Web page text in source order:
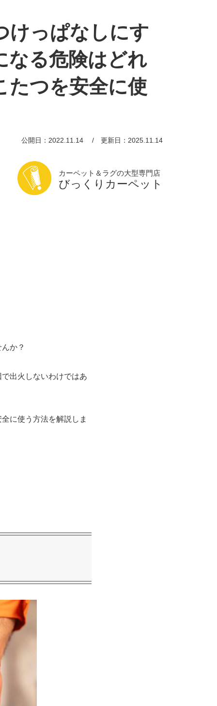
けっぱなしにす
なる危険はどれ
たつを安全に使
公開日：2022.11.14 更新日：2025.11.14
カーペット＆ラグの大型専門店
びっくりカーペット
か？
出火しないわけではあ
に使う方法を解説しま